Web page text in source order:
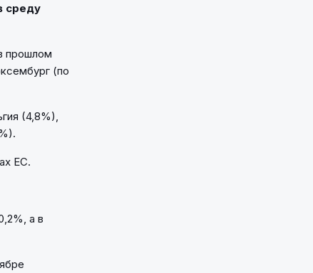
среду
прошлом
(по
(4,8%),
ЕС.
а в